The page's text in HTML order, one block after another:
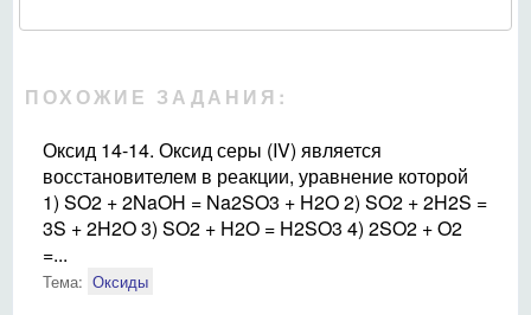
ПОХОЖИЕ ЗАДАНИЯ:
Оксид 14-14. Оксид серы (IV) является
восстановителем в реакции, уравнение которой
1) SO2 + 2NaOH = Na2SO3 + H2O 2) SO2 + 2H2S =
3S + 2H2O 3) SO2 + H2O = H2SO3 4) 2SO2 + O2
=...
Тема: Оксиды